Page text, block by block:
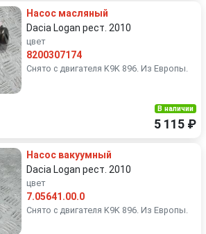
Насос масляный
Dacia Logan рест. 2010
цвет
8200307174
Снято с двигателя K9K 896. Из Европы.
В наличии
5 115 ₽
Насос вакуумный
Dacia Logan рест. 2010
цвет
7.05641.00.0
Снято с двигателя K9K 896. Из Европы.